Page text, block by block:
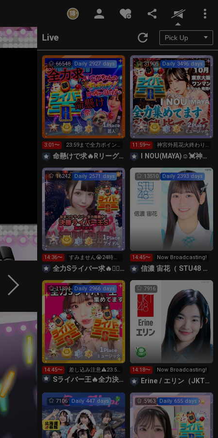
Unmute
Live
1Place
芸人
66548 Daily 2927 days
3:01〜
23:59まで全力ポイン
ト勝負🔥R👑12時～投
げ可
命懸けで求🔥Rリーグ👑夏祭実行委員長🎆こがちゃんのちばります
2Place
ミュージック
31905 Daily 3496 days
11:59〜
神宮外苑花火終わり
ました🙏24時迄全力
ランキング
I NOU(MAYA)☺︎︎︎︎💓神宮外苑花火大会当日‼️
1Place
アイドル
16242 Daily 2571 days
14:36〜
すみません😭24時ま
で今日限定ランキン
グ❤️‍🔥
全力Sライバー求🔥❤️‍🔥147cm深川史那のルーム🐸🎈
13510 Daily 2393 days
14:45〜 Now Broadcasting!
信濃 宙花（ STU48 ドラフト3期生 ）
1Place
ミュージック
11394 Daily 2966 days
14:45〜
差し込み注意⚠️23:59
まで
Sライバー王🔥全力決勝🗽🌈Annnnnaの空⛱
7916
14:18〜 Now Broadcasting!
Erine / エリン（JKT48）
7106 Daily 447 days 5963 Daily 655 days